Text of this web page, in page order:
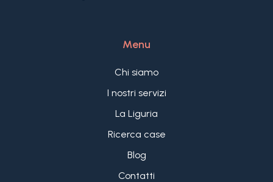
Menu
Chi siamo
I nostri servizi
La Liguria
Ricerca case
Blog
Contatti